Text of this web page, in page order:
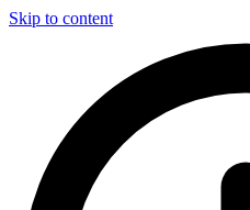
Skip to content